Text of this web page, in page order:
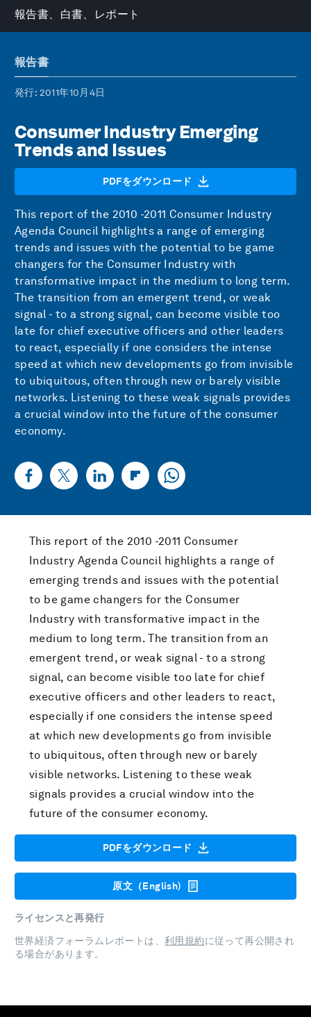
報告書、白書、レポート
報告書
発行: 2011年10月4日
Consumer Industry Emerging
Trends and Issues
PDFをダウンロード
This report of the 2010 -2011 Consumer Industry
Agenda Council highlights a range of emerging
trends and issues with the potential to be game
changers for the Consumer Industry with
transformative impact in the medium to long term.
The transition from an emergent trend, or weak
signal - to a strong signal, can become visible too
late for chief executive officers and other leaders
to react, especially if one considers the intense
speed at which new developments go from invisible
to ubiquitous, often through new or barely visible
networks. Listening to these weak signals provides
a crucial window into the future of the consumer
economy.
This report of the 2010 -2011 Consumer
Industry Agenda Council highlights a range of
emerging trends and issues with the potential
to be game changers for the Consumer
Industry with transformative impact in the
medium to long term. The transition from an
emergent trend, or weak signal - to a strong
signal, can become visible too late for chief
executive officers and other leaders to react,
especially if one considers the intense speed
at which new developments go from invisible
to ubiquitous, often through new or barely
visible networks. Listening to these weak
signals provides a crucial window into the
future of the consumer economy.
PDFをダウンロード
原文（English)
ライセンスと再発行
世界経済フォーラムレポートは、 利用規約に従って再公開され
る場合があります。